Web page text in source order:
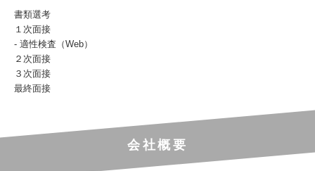
書類選考
１次面接
- 適性検査（Web）
２次面接
３次面接
最終面接
会社概要